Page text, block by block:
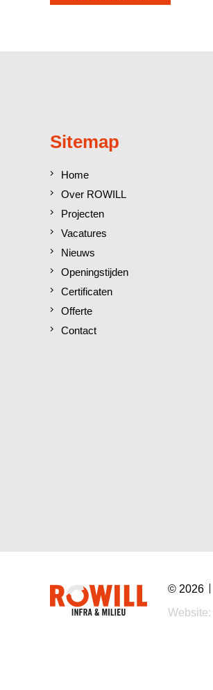
Sitemap
Home
Over ROWILL
Projecten
Vacatures
Nieuws
Openingstijden
Certificaten
Offerte
Contact
© 2026
Website: